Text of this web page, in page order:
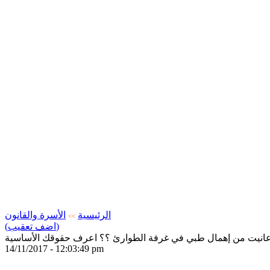
الرئيسية >>
الأسرة والقانون
(اضف تعقيب)
من إهمال طبي في غرفة الطوارئ ؟؟ اعرف حقوقك الأساسية
14/11/2017 - 12:03:49 pm